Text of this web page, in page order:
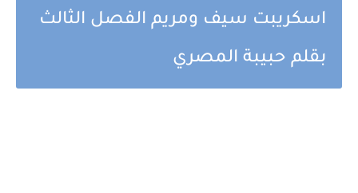
اسكريبت سيف ومريم الفصل الثالث
بقلم حبيبة المصري